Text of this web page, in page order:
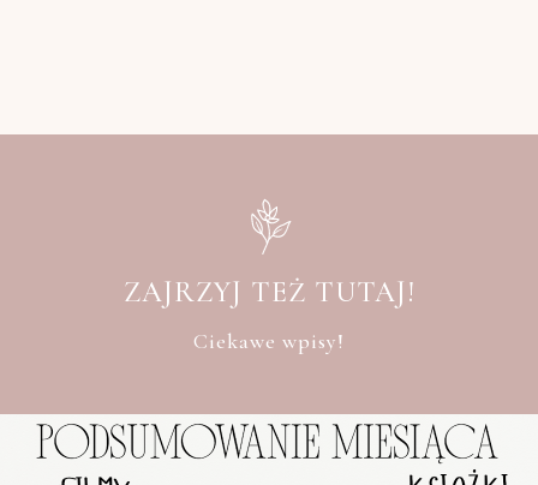
ZAJRZYJ TEŻ TUTAJ!
Ciekawe wpisy!